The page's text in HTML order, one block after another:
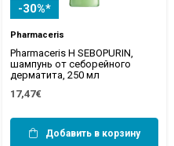
-30%*
Pharmaceris
Pharmaceris H SEBOPURIN,
шампунь от себорейного
дерматита, 250 мл
17,47€
Добавить в корзину